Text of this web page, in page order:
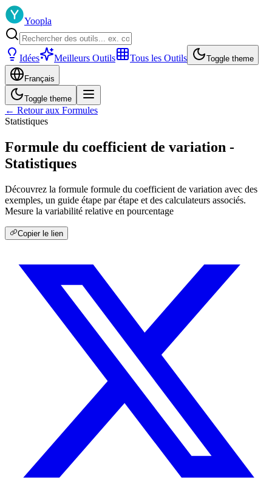
Yoopla
Idées Meilleurs Outils Tous les Outils Toggle theme
Français
Toggle theme
← Retour aux Formules
Statistiques
Formule du coefficient de variation -
Statistiques
Découvrez la formule formule du coefficient de variation avec des
exemples, un guide étape par étape et des calculateurs associés.
Mesure la variabilité relative en pourcentage
Copier le lien